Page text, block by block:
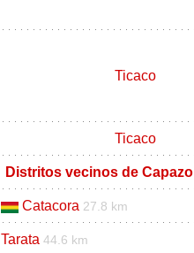
Ticaco
Ticaco
Distritos vecinos de Capazo
Catacora 27.8 km
Tarata 44.6 km